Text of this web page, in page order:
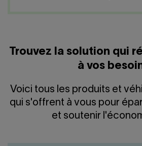
Trouvez la solution qui
à vos
Voici tous les produits et
qui s'offrent à vous pour
et soutenir